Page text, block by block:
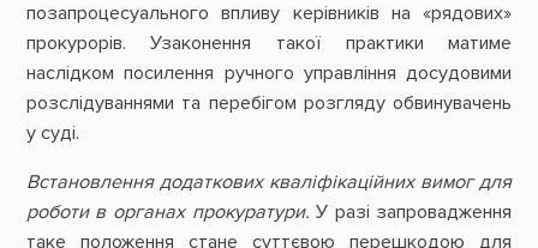
позапроцесуального впливу керівників на «рядових»
прокурорів. Узаконення такої практики матиме
наслідком посилення ручного управління досудовими
розслідуваннями та перебігом розгляду обвинувачень
у суді.
Встановлення додаткових кваліфікаційних вимог для
роботи в органах прокуратури.У разі запровадження
таке положення стане суттєвою перешкодою для